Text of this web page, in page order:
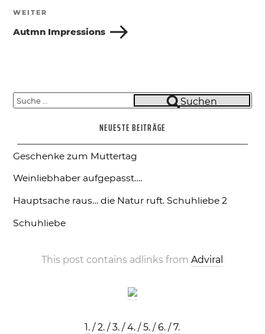
Nächster
Beitrag
WEITER
Autmn Impressions
Suche
Suchen
NEUESTE BEITRÄGE
Geschenke zum Muttertag
Weinliebhaber aufgepasst….
Hauptsache raus… die Natur ruft. Schuhliebe 2
Schuhliebe
This post contains adlinks fromAdviral
1. /2. /3. /4. /5. /6. /7.